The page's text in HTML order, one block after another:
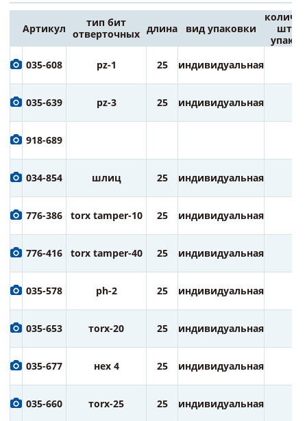
Артикул
тип бит
отверточных длина вид упаковки
штук
035-608
pz-1 25 индивидуальная
035-639 pz-3 25 индивидуальная
918-689
034-854 шлиц 25 индивидуальная
776-386 torx tamper-10 25 индивидуальная
776-416 torx tamper-40 25 индивидуальная
035-578 ph-2 25 индивидуальная
035-653 тorx-20 25 индивидуальная
035-677 нех 4 25 индивидуальная
035-660 тorx-25 25 индивидуальная